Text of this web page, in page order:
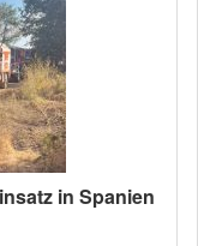
in Spanien